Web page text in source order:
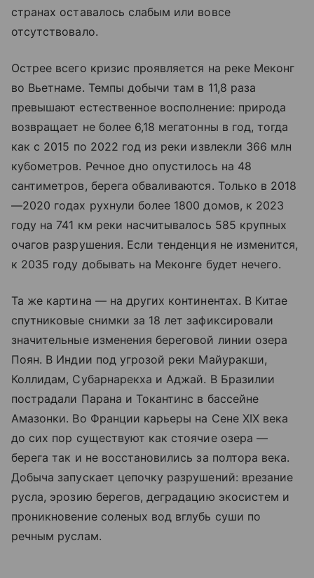
странах оставалось слабым или вовсе
отсутствовало.
Острее всего кризис проявляется на реке Меконг
во Вьетнаме. Темпы добычи там в 11,8 раза
превышают естественное восполнение: природа
возвращает не более 6,18 мегатонны в год, тогда
как с 2015 по 2022 год из реки извлекли 366 млн
кубометров. Речное дно опустилось на 48
сантиметров, берега обваливаются. Только в 2018
—2020 годах рухнули более 1800 домов, к 2023
году на 741 км реки насчитывалось 585 крупных
очагов разрушения. Если тенденция не изменится,
к 2035 году добывать на Меконге будет нечего.
Та же картина — на других континентах. В Китае
спутниковые снимки за 18 лет зафиксировали
значительные изменения береговой линии озера
Поян. В Индии под угрозой реки Майуракши,
Коллидам, Субарнарекха и Аджай. В Бразилии
пострадали Парана и Токантинс в бассейне
Амазонки. Во Франции карьеры на Сене XIX века
до сих пор существуют как стоячие озера —
берега так и не восстановились за полтора века.
Добыча запускает цепочку разрушений: врезание
русла, эрозию берегов, деградацию экосистем и
проникновение соленых вод вглубь суши по
речным руслам.